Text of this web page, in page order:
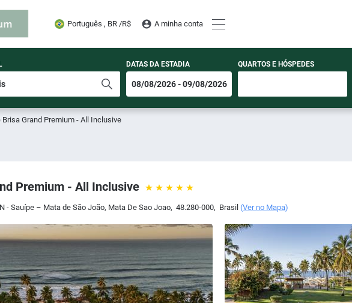
Português , BR /R$ A minha conta
DATAS DA ESTADIA QUARTOS E HÓSPEDES
Brisa Grand Premium - All Inclusive
Premium - All Inclusive
- Sauípe – Mata de São João, Mata De Sao Joao, 48.280-000, Brasil (Ver no Mapa)